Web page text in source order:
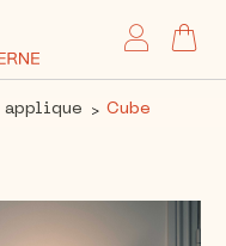
applique Cube